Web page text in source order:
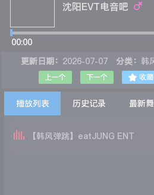
ENT
沈阳EVT电音吧
00:00
更新日期： 2026-07-07 分类： 韩
上一个 下一个  收
播放列表 历史记录 最新
【韩风弹跳】eatJUNG ENT